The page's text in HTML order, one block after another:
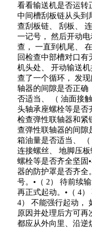
看看输送机是否运转
中间槽刮板链从头到
查刮板链、 刮板、
一记号， 然后开动
查， 一直到机尾、
回检查中部槽对口有
机头处、 开动输送
查了一个循环， 发现
轴器的间隙是否正确
否适当、 （ 油面接
头轴承座螺栓等是否
检查弹性联轴器和紧
查弹性联轴器的间隙
箱油量是否适当、
连接螺丝、 地脚压
螺栓等是否齐全坚固
器的防护罩是否齐全
号。•（ 2） 待前续
再正式起动。•（ 4
4） 不能强行起动，
原因并处理后方可再
都应从外向里、沿逆